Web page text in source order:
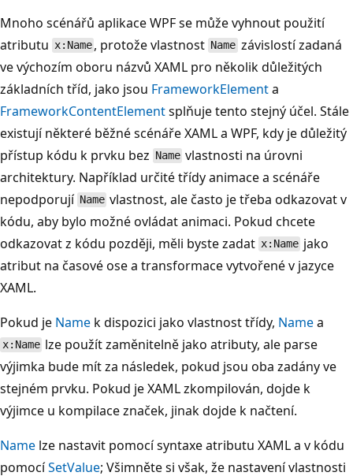
Mnoho scénářů aplikace WPF se může vyhnout použití
atributu x:Name , protože vlastnost Namezávislostí zadaná
ve výchozím oboru názvů XAML pro několik důležitých
základních tříd, jako jsou FrameworkElementa
FrameworkContentElementsplňuje tento stejný účel. Stále
existují některé běžné scénáře XAML a WPF, kdy je důležitý
přístup kódu k prvku bez Name vlastnosti na úrovni
architektury. Například určité třídy animace a scénáře
nepodporují Name vlastnost, ale často je třeba odkazovat v
kódu, aby bylo možné ovládat animaci. Pokud chcete
odkazovat z kódu později, měli byste zadat x:Name jako
atribut na časové ose a transformace vytvořené v jazyce
XAML.
Pokud je Name k dispozici jako vlastnost třídy, Namea
x:Name lze použít zaměnitelně jako atributy, ale parse
výjimka bude mít za následek, pokud jsou oba zadány ve
stejném prvku. Pokud je XAML zkompilován, dojde k
výjimce u kompilace značek, jinak dojde k načtení.
Name lze nastavit pomocí syntaxe atributu XAML a v kódu
pomocíSetValue; Všimněte si však, že nastavení vlastnosti